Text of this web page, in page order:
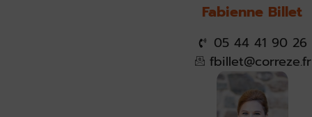
Fabienne Billet
05 44 41 90 26
fbillet@correze.fr